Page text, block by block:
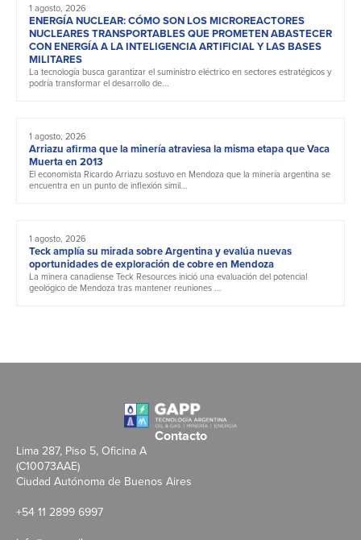
1 agosto, 2026
ENERGÍA NUCLEAR: CÓMO SON LOS MICROREACTORES
NUCLEARES TRANSPORTABLES QUE PROMETEN ABASTECER
CON ENERGÍA A LA INTELIGENCIA ARTIFICIAL Y LAS BASES
MILITARES
La tecnología busca garantizar el suministro eléctrico en sectores estratégicos y
podría transformar el desarrollo de...
1 agosto, 2026
Arriazu afirma que la minería atraviesa la misma etapa que Vaca
Muerta en 2013
El economista Ricardo Arriazu sostuvo en Mendoza que la minería argentina se
encuentra en un punto de inflexión simil...
1 agosto, 2026
Teck amplía su mirada sobre Argentina y evalúa nuevas
oportunidades de exploración de cobre en Mendoza
La minera canadiense Teck Resources inició una evaluación del potencial
geológico de Mendoza tras mantener reuniones ...
Contacto
Lima 287, Piso 5, Oficina A
(C10073AAE)
Ciudad Autónoma de Buenos Aires
+54 11 2899 6997